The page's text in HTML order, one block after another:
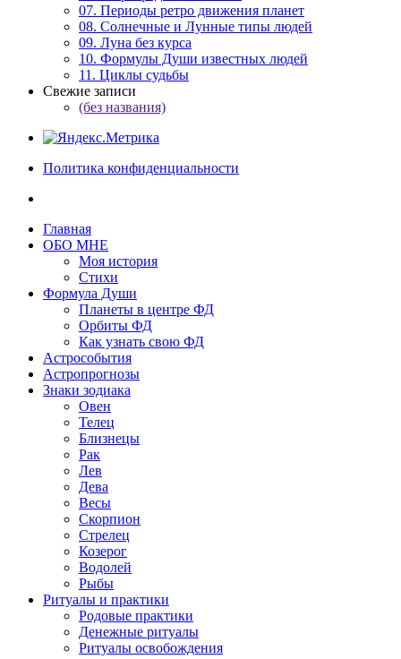
07. Периоды ретро движения планет
08. Солнечные и Лунные типы людей
09. Луна без курса
10. Формулы Души известных людей
11. Циклы судьбы
Свежие записи
(без названия)
Политика конфиденциальности
Главная
ОБО МНЕ
Моя история
Стихи
Формула Души
Планеты в центре ФД
Орбиты ФД
Как узнать свою ФД
Астрособытия
Астропрогнозы
Знаки зодиака
Овен
Телец
Близнецы
Рак
Лев
Дева
Весы
Скорпион
Стрелец
Козерог
Водолей
Рыбы
Ритуалы и практики
Родовые практики
Денежные ритуалы
Ритуалы освобождения